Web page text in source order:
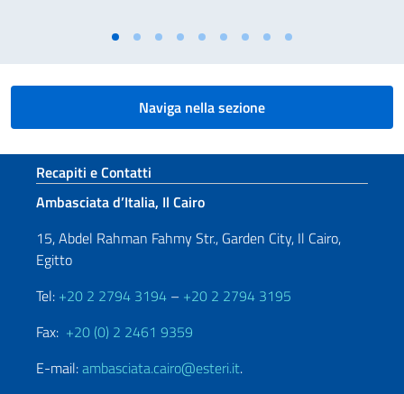
Naviga nella sezione
Sezione footer
Recapiti e Contatti
Ambasciata d’Italia, Il Cairo
15, Abdel Rahman Fahmy Str., Garden City, Il Cairo,
Egitto
Tel: +20 2 2794 3194 – +20 2 2794 3195
Fax: +20 (0) 2 2461 9359
E-mail:ambasciata.cairo@esteri.it.